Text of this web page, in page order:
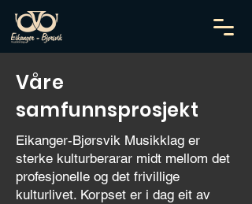
Våre
samfunnsprosjekt
Eikanger-Bjørsvik Musikklag er
sterke kulturberarar midt mellom det
profesjonelle og det frivillige
kulturlivet. Korpset er i dag eit av